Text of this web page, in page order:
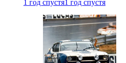
1 год спустя1 год спустя